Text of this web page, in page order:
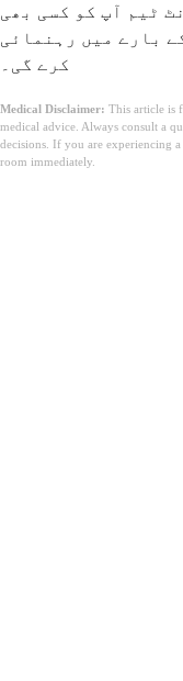
ٹیم آپ کو کسی بھی
بارے میں رہنمائی
کرے گی۔
Medical Disclaimer: This article is
medical advice. Always consult a
decisions. If you are experiencing
room immediately.